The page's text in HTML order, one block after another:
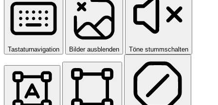
Tastaturnavigation Bilder ausblenden Töne stummschalten